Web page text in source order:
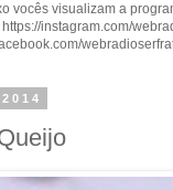
vocês visualizam a
instagram.com/